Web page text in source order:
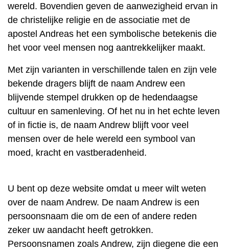
wereld. Bovendien geven de aanwezigheid ervan in
de christelijke religie en de associatie met de
apostel Andreas het een symbolische betekenis die
het voor veel mensen nog aantrekkelijker maakt.
Met zijn varianten in verschillende talen en zijn vele
bekende dragers blijft de naam Andrew een
blijvende stempel drukken op de hedendaagse
cultuur en samenleving. Of het nu in het echte leven
of in fictie is, de naam Andrew blijft voor veel
mensen over de hele wereld een symbool van
moed, kracht en vastberadenheid.
U bent op deze website omdat u meer wilt weten
over de naam Andrew. De naam Andrew is een
persoonsnaam die om de een of andere reden
zeker uw aandacht heeft getrokken.
Persoonsnamen zoals Andrew, zijn diegene die een